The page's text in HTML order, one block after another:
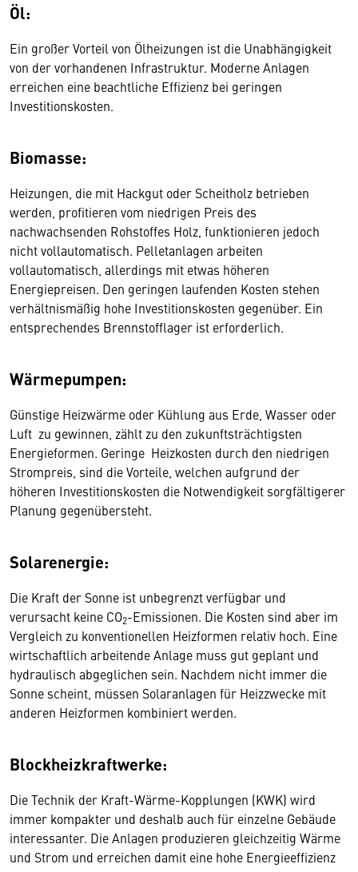
Öl:
Ein großer Vorteil von Ölheizungen ist die Unabhängigkeit
von der vorhandenen Infrastruktur. Moderne Anlagen
erreichen eine beachtliche Effizienz bei geringen
Investitionskosten.
Biomasse:
Heizungen, die mit Hackgut oder Scheitholz betrieben
werden, profitieren vom niedrigen Preis des
nachwachsenden Rohstoffes Holz, funktionieren jedoch
nicht vollautomatisch. Pelletanlagen arbeiten
vollautomatisch, allerdings mit etwas höheren
Energiepreisen. Den geringen laufenden Kosten stehen
verhältnismäßig hohe Investitionskosten gegenüber. Ein
entsprechendes Brennstofflager ist erforderlich.
Wärmepumpen:
Günstige Heizwärme oder Kühlung aus Erde, Wasser oder
Luft zu gewinnen, zählt zu den zukunftsträchtigsten
Energieformen. Geringe Heizkosten durch den niedrigen
Strompreis, sind die Vorteile, welchen aufgrund der
höheren Investitionskosten die Notwendigkeit sorgfältigerer
Planung gegenübersteht.
Solarenergie:
Die Kraft der Sonne ist unbegrenzt verfügbar und
verursacht keine CO2-Emissionen. Die Kosten sind aber im
Vergleich zu konventionellen Heizformen relativ hoch. Eine
wirtschaftlich arbeitende Anlage muss gut geplant und
hydraulisch abgeglichen sein. Nachdem nicht immer die
Sonne scheint, müssen Solaranlagen für Heizzwecke mit
anderen Heizformen kombiniert werden.
Blockheizkraftwerke:
Die Technik der Kraft-Wärme-Kopplungen (KWK) wird
immer kompakter und deshalb auch für einzelne Gebäude
interessanter. Die Anlagen produzieren gleichzeitig Wärme
und Strom und erreichen damit eine hohe Energieeffizienz